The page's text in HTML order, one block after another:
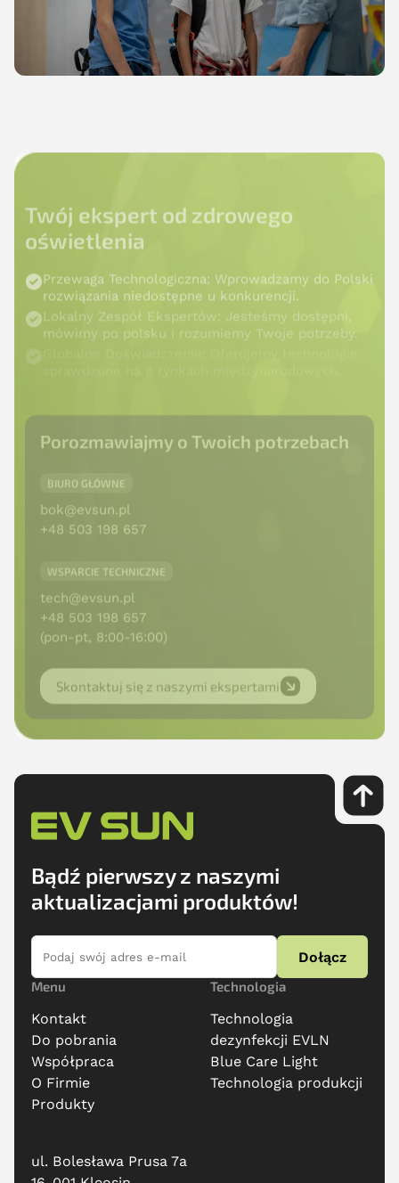
Twój ekspert od zdrowego
oświetlenia
Przewaga Technologiczna: Wprowadzamy do Polski
rozwiązania niedostępne u konkurencji.
Lokalny Zespół Ekspertów: Jesteśmy dostępni,
mówimy po polsku i rozumiemy Twoje potrzeby.
Porozmawiajmy o Twoich potrzebach
BIURO GŁÓWNE
bok@evsun.pl
+48 503 198 657
WSPARCIE TECHNICZNE
tech@evsun.pl
+48 503 198 657
(pon-pt, 8:00-16:00)
Skontaktuj się z naszymi ekspertami
Bądź pierwszy z naszymi
aktualizacjami produktów!
Dołącz
Menu
Kontakt
Do pobrania
Współpraca
O Firmie
Produkty
Technologia
Technologia
dezynfekcji EVLN
Blue Care Light
Technologia produkcji
ul. Bolesława Prusa 7a